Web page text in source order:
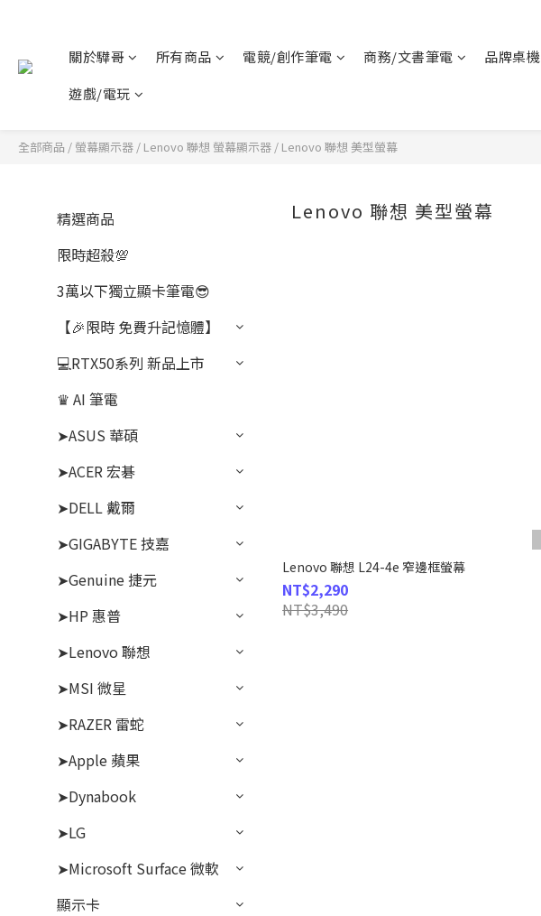
關於驊哥 所有商品 電競/創作筆電 商務/文書筆電 品牌桌機
遊戲/電玩
全部商品 / 螢幕顯示器 / Lenovo 聯想 螢幕顯示器 / Lenovo 聯想 美型螢幕
精選商品
限時超殺💯
3萬以下獨立顯卡筆電😎
【🎉限時 免費升記憶體】
💻RTX50系列 新品上市
♛ AI 筆電
➤ASUS 華碩
➤ACER 宏碁
➤DELL 戴爾
➤GIGABYTE 技嘉
➤Genuine 捷元
➤HP 惠普
➤Lenovo 聯想
➤MSI 微星
➤RAZER 雷蛇
➤Apple 蘋果
➤Dynabook
➤LG
➤Microsoft Surface 微軟
顯示卡
Lenovo 聯想 美型螢幕
Lenovo 聯想 L24-4e 窄邊框螢幕
NT$2,290
NT$3,490